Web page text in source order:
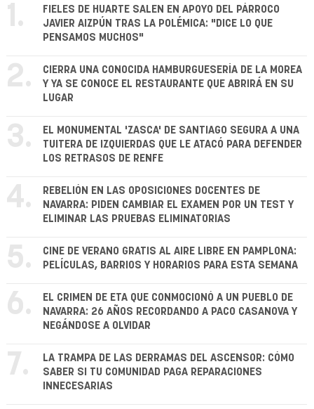
1.
FIELES DE HUARTE SALEN EN APOYO DEL PÁRROCO
JAVIER AIZPÚN TRAS LA POLÉMICA: "DICE LO QUE
PENSAMOS MUCHOS"
2.
CIERRA UNA CONOCIDA HAMBURGUESERÍA DE LA MOREA
Y YA SE CONOCE EL RESTAURANTE QUE ABRIRÁ EN SU
LUGAR
3.
EL MONUMENTAL 'ZASCA' DE SANTIAGO SEGURA A UNA
TUITERA DE IZQUIERDAS QUE LE ATACÓ PARA DEFENDER
LOS RETRASOS DE RENFE
4.
REBELIÓN EN LAS OPOSICIONES DOCENTES DE
NAVARRA: PIDEN CAMBIAR EL EXAMEN POR UN TEST Y
ELIMINAR LAS PRUEBAS ELIMINATORIAS
5.
CINE DE VERANO GRATIS AL AIRE LIBRE EN PAMPLONA:
PELÍCULAS, BARRIOS Y HORARIOS PARA ESTA SEMANA
6.
EL CRIMEN DE ETA QUE CONMOCIONÓ A UN PUEBLO DE
NAVARRA: 26 AÑOS RECORDANDO A PACO CASANOVA Y
NEGÁNDOSE A OLVIDAR
7.
LA TRAMPA DE LAS DERRAMAS DEL ASCENSOR: CÓMO
SABER SI TU COMUNIDAD PAGA REPARACIONES
INNECESARIAS